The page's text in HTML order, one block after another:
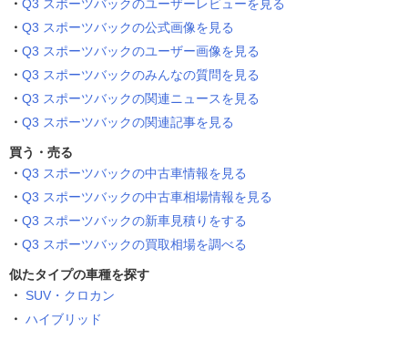
Q3 スポーツバックのユーザーレビューを見る
Q3 スポーツバックの公式画像を見る
Q3 スポーツバックのユーザー画像を見る
Q3 スポーツバックのみんなの質問を見る
Q3 スポーツバックの関連ニュースを見る
Q3 スポーツバックの関連記事を見る
買う・売る
Q3 スポーツバックの中古車情報を見る
Q3 スポーツバックの中古車相場情報を見る
Q3 スポーツバックの新車見積りをする
Q3 スポーツバックの買取相場を調べる
似たタイプの車種を探す
SUV・クロカン
ハイブリッド